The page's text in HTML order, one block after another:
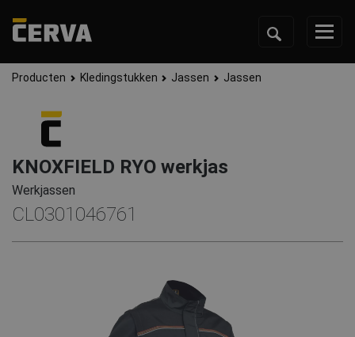
Producten Kledingstukken Jassen Jassen
KNOXFIELD RYO werkjas
Werkjassen
CL0301046761